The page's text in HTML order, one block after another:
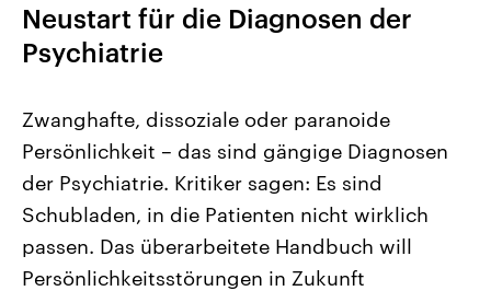
Landtagswahl Sachsen-Anhalt
2026
Alle Informationen
Sachsen-Anhalt wählt am 6.
September 2026 einen neuen
Landtag. Seit 2021 wird das
Bundesland von einer Koalition aus
USA
Aktuelle Beiträge,
Hintergründe
Wirtschaftlich und
gehören die Vereinigten
den mächtigsten Ländern
mit großem Einfluss auf
Neustart für die Diagnosen der
Psychiatrie
Zwanghafte, dissoziale oder paranoide
Persönlichkeit – das sind gängige Diagnosen
der Psychiatrie. Kritiker sagen: Es sind
Schubladen, in die Patienten nicht wirklich
passen. Das überarbeitete Handbuch will
Persönlichkeitsstörungen in Zukunft